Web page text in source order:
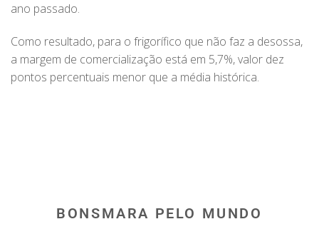
ano passado.
Como resultado, para o frigorífico que não faz a desossa,
a margem de comercialização está em 5,7%, valor dez
pontos percentuais menor que a média histórica.
BONSMARA PELO MUNDO